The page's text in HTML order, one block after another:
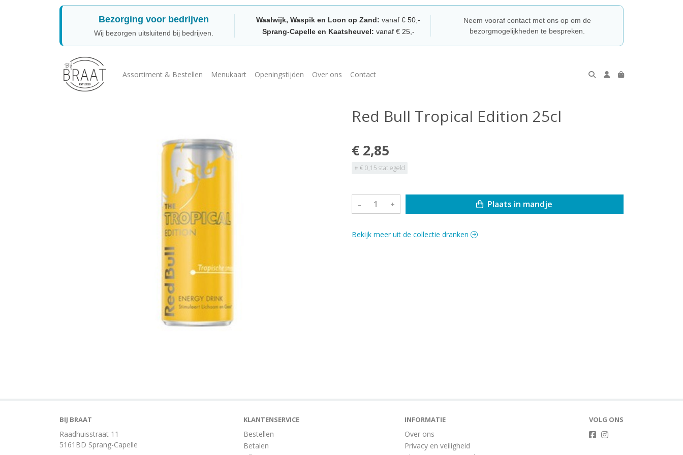
Bezorging voor bedrijven
Wij bezorgen uitsluitend bij bedrijven.
Waalwijk, Waspik en Loon op Zand: vanaf € 50,-
Sprang-Capelle en Kaatsheuvel: vanaf € 25,-
Neem vooraf contact met ons op om de
bezorgmogelijkheden te bespreken.
Assortiment & Bestellen Menukaart Openingstijden Over ons Contact
Red Bull Tropical Edition 25cl
€ 2,85
+ € 0,15 statiegeld
– + Plaats in mandje
Bekijk meer uit de collectie dranken
BIJ BRAAT
Raadhuisstraat 11
5161BD Sprang-Capelle
KLANTENSERVICE
Bestellen
Betalen
INFORMATIE
Over ons
Privacy en veiligheid
VOLG ONS